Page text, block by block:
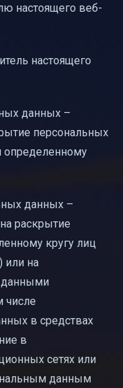
настоящего веб-
настоящего
данных –
персональных
определенному
данных –
раскрытие
кругу лиц
или на
данными
числе
в средствах
в
сетях или
данным